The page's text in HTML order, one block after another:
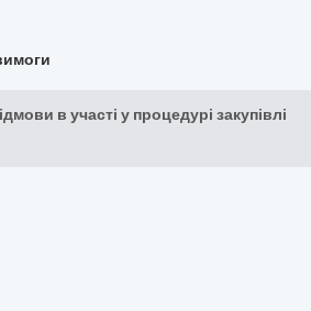
в участі у процедурі закупівлі